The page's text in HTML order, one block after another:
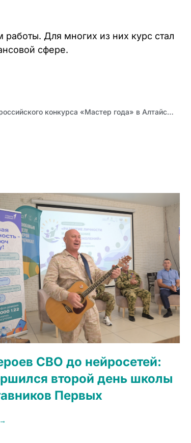
Для многих из них курс стал
сфере.
Победитель отборочного этапа Всероссийского конкурса «Мастер года» в Алтайском крае в 2026 году: Аниса Нестеренко
СВО до нейросетей:
второй день школы
Первых